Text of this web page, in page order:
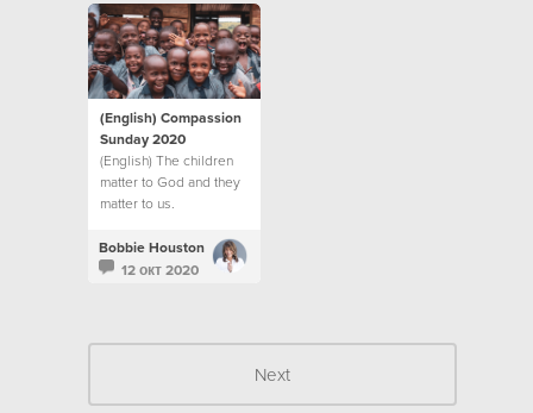
(English) Compassion
Sunday 2020
(English) The children
matter to God and they
matter to us.
Bobbie Houston
12 окт 2020
Next